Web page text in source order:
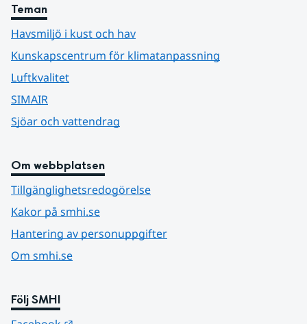
Teman
Havsmiljö i kust och hav
Kunskapscentrum för klimatanpassning
Luftkvalitet
SIMAIR
Sjöar och vattendrag
Om webbplatsen
Tillgänglighetsredogörelse
Kakor på smhi.se
Hantering av personuppgifter
Om smhi.se
Följ SMHI